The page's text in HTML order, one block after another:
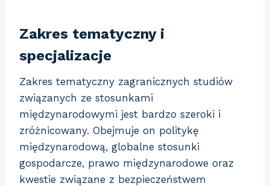
Zakres tematyczny i
specjalizacje
Zakres tematyczny zagranicznych studiów
związanych ze stosunkami
międzynarodowymi jest bardzo szeroki i
zróżnicowany. Obejmuje on politykę
międzynarodową, globalne stosunki
gospodarcze, prawo międzynarodowe oraz
kwestie związane z bezpieczeństwem